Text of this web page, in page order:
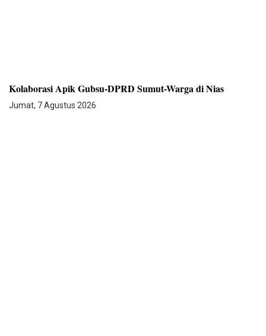
Kolaborasi Apik Gubsu-DPRD Sumut-Warga di Nias
Jumat, 7 Agustus 2026